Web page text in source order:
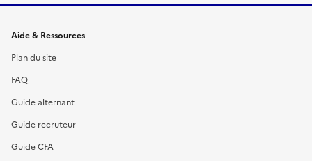
Informations et liens du site
Aide & Ressources
Plan du site
FAQ
Guide alternant
Guide recruteur
Guide CFA